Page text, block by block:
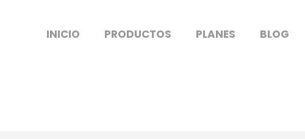
INICIO PRODUCTOS PLANES BLOG